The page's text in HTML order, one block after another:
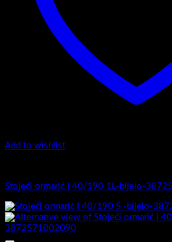
Add to wishlist
Stojeći ormarić I 40/190 1L-bijelo-